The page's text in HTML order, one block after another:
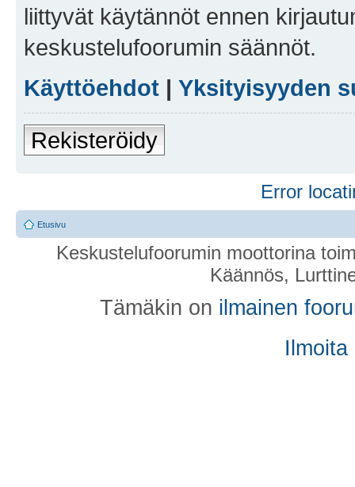
liittyvät käytännöt ennen
keskustelufoorumin säännöt.
Käyttöehdot | Yksityisyyden
Rekisteröidy
Error
Etusivu
Keskustelufoorumin moottorina
Käännös,
Tämäkin on ilmainen